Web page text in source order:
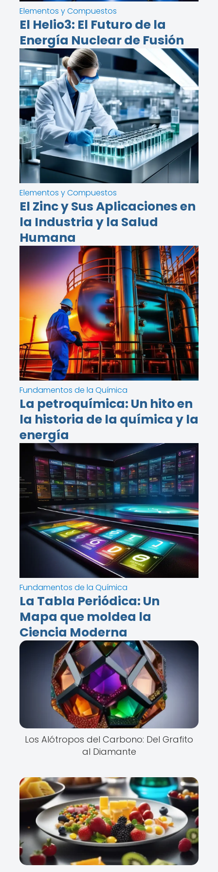
Elementos y Compuestos
El Helio3: El Futuro de la
Energía Nuclear de Fusión
Elementos y Compuestos
El Zinc y Sus Aplicaciones en
la Industria y la Salud
Humana
Fundamentos de la Química
La petroquímica: Un hito en
la historia de la química y la
energía
Fundamentos de la Química
La Tabla Periódica: Un
Mapa que moldea la
Ciencia Moderna
Los Alótropos del Carbono: Del Grafito
al Diamante